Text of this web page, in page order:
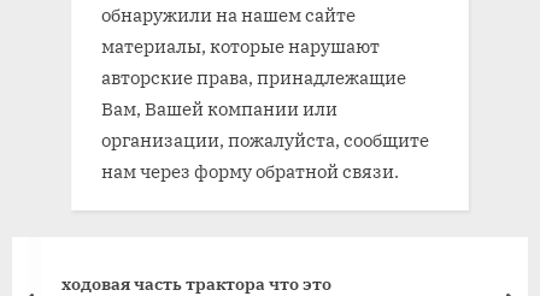
обнаружили на нашем сайте
материалы, которые нарушают
авторские права, принадлежащие
Вам, Вашей компании или
организации, пожалуйста, сообщите
нам через форму обратной связи.
ходовая часть трактора что это